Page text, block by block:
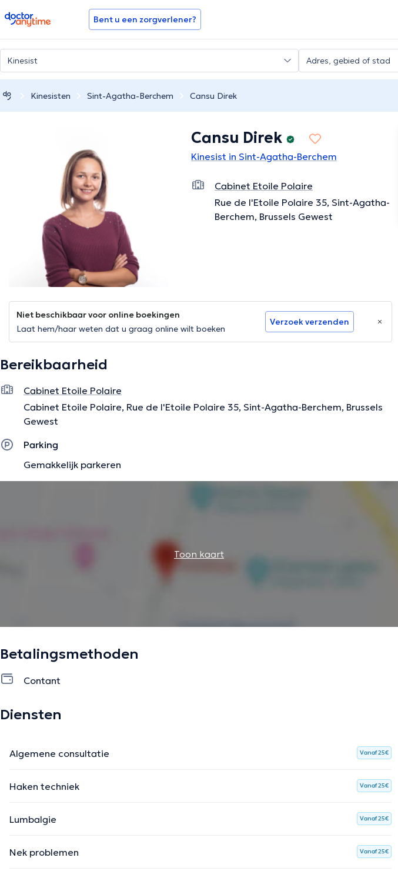
doctoranytime Bent u een zorgverlener?
Kinesisten Sint-Agatha-Berchem Cansu Direk
Cansu Direk
Kinesist in Sint-Agatha-Berchem
Cabinet Etoile Polaire
Rue de l'Etoile Polaire 35, Sint-Agatha-
Berchem, Brussels Gewest
Niet beschikbaar voor online boekingen
Laat hem/haar weten dat u graag online wilt boeken
Verzoek verzenden
Bereikbaarheid
Cabinet Etoile Polaire
Cabinet Etoile Polaire, Rue de l'Etoile Polaire 35, Sint-Agatha-Berchem, Brussels
Gewest
Parking
Gemakkelijk parkeren
Toon kaart
Betalingsmethoden
Contant
Diensten
Algemene consultatie Vanaf 25€
Haken techniek Vanaf 25€
Lumbalgie Vanaf 25€
Nek problemen Vanaf 25€